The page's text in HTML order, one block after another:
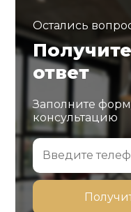
Остались
ответ
Заполните
консультацию